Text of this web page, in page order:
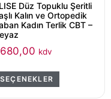
Düz Topuklu Şeritli
Kalın ve Ortopedik
Kadın Terlik CBT –
680,00 kdv
SEÇENEKLER